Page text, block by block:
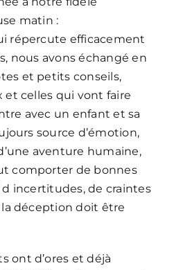
matin :
répercute efficacement
nous avons échangé en
et petits conseils,
et celles qui vont faire
avec un enfant et sa
source d’émotion,
aventure humaine,
comporter de bonnes
d incertitudes, de craintes
la déception doit être
ont d’ores et déjà